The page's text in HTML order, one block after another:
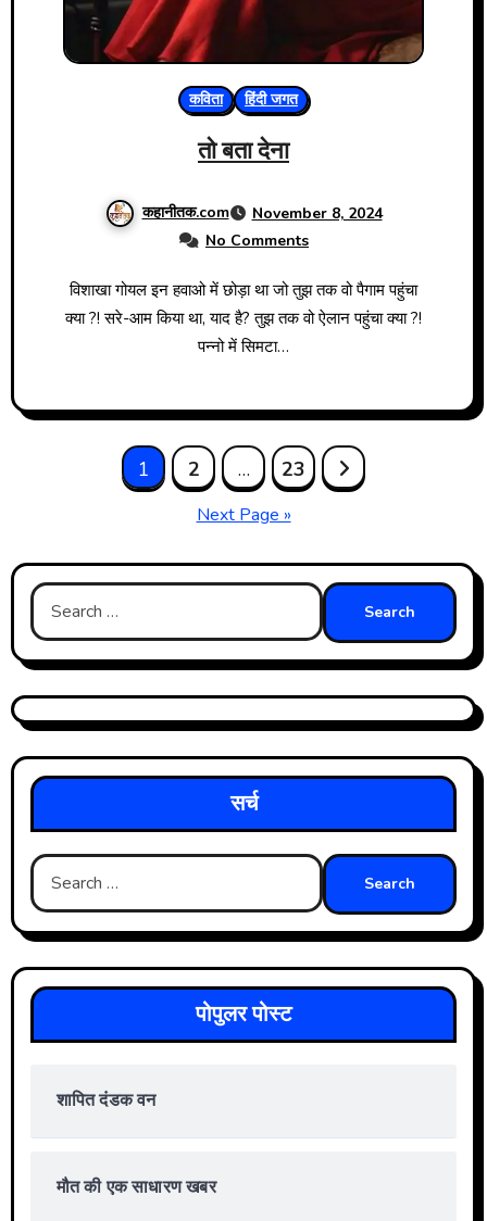
कविता हिंदी जगत
तो बता देना
कहानीतक.com
November 8, 2024
No Comments
विशाखा गोयल इन हवाओ में छोड़ा था जो तुझ तक वो पैगाम पहुंचा
क्या ?! सरे-आम किया था, याद है? तुझ तक वो ऐलान पहुंचा क्या ?!
पन्नो में सिमटा…
1 2 … 23
Next Page »
Search
for:
सर्च
Search
for:
पोपुलर पोस्ट
शापित दंडक वन
मौत की एक साधारण खबर